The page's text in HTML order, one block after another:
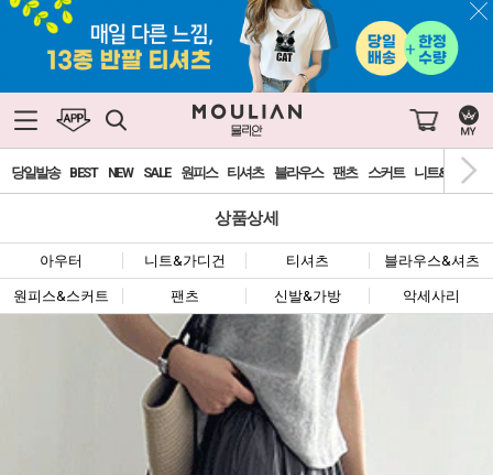
당일발송 BEST NEW SALE 원피스 티셔츠 블라우스 팬츠 스커트 니트&가디건
상품상세
아우터 니트&가디건 티셔츠 블라우스&셔츠
원피스&스커트 팬츠 신발&가방 악세사리